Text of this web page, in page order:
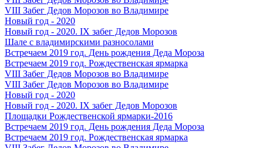
VIII Забег Дедов Морозов во Владимире
Новый год - 2020
Новый год - 2020. IX забег Дедов Морозов
Шале с владимирскими разносолами
Встречаем 2019 год. День рождения Деда Мороза
Встречаем 2019 год. Рождественская ярмарка
VIII Забег Дедов Морозов во Владимире
VIII Забег Дедов Морозов во Владимире
Новый год - 2020
Новый год - 2020. IX забег Дедов Морозов
Площадки Рождественской ярмарки-2016
Встречаем 2019 год. День рождения Деда Мороза
Встречаем 2019 год. Рождественская ярмарка